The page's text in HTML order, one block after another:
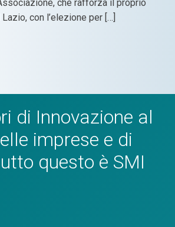
che rafforza il proprio
con l’elezione per […]
di Innovazione al
imprese e di
questo è SMI